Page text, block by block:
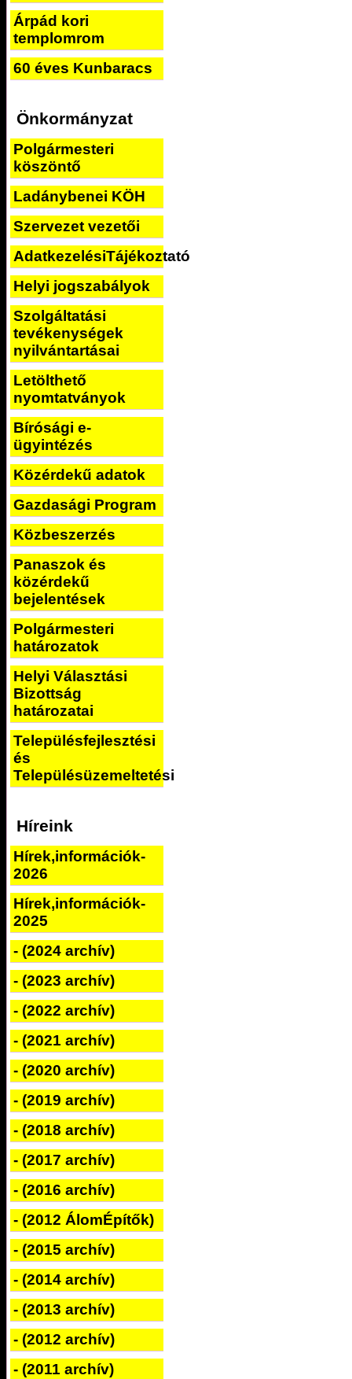
Árpád kori
templomrom
60 éves Kunbaracs
Önkormányzat
Polgármesteri
köszöntő
Ladánybenei KÖH
Szervezet vezetői
AdatkezelésiTájékoztató
Helyi jogszabályok
Szolgáltatási
tevékenységek
nyilvántartásai
Letölthető
nyomtatványok
Bírósági e-
ügyintézés
Közérdekű adatok
Gazdasági Program
Közbeszerzés
Panaszok és
közérdekű
bejelentések
Polgármesteri
határozatok
Helyi Választási
Bizottság
határozatai
Településfejlesztési
és
Településüzemeltetési
Híreink
Hírek,információk-
2026
Hírek,információk-
2025
- (2024 archív)
- (2023 archív)
- (2022 archív)
- (2021 archív)
- (2020 archív)
- (2019 archív)
- (2018 archív)
- (2017 archív)
- (2016 archív)
- (2012 ÁlomÉpítők)
- (2015 archív)
- (2014 archív)
- (2013 archív)
- (2012 archív)
- (2011 archív)